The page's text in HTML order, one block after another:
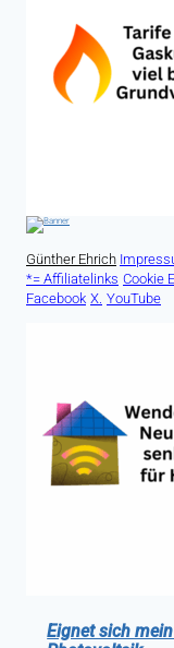
Günther Ehrich
*= Affiliatelinks Cookie
Facebook X. YouTube
Eignet sich